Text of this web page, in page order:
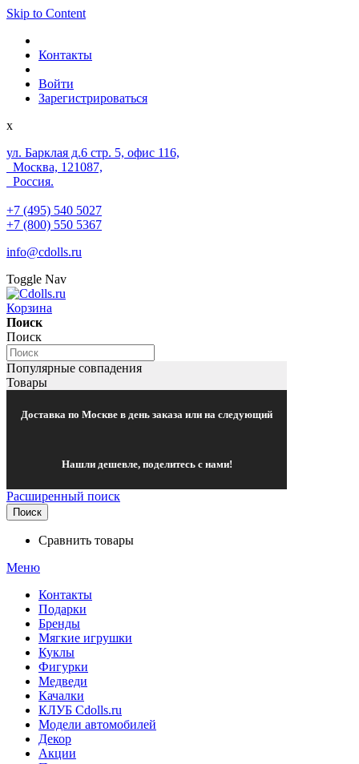
Skip to Content
Контакты
Войти
Зарегистрироваться
x
ул. Барклая д.6 стр. 5, офис 116,
Москва, 121087,
Россия.
+7 (495) 540 5027
+7 (800) 550 5367
info@cdolls.ru
Toggle Nav
Корзина
Поиск
Поиск
Популярные совпадения
Товары
Доставка по Москве в день заказа или на следующий
Нашли дешевле, поделитесь с нами!
Расширенный поиск
Поиск
Сравнить товары
Меню
Контакты
Подарки
Бренды
Мягкие игрушки
Куклы
Фигурки
Медведи
Качалки
КЛУБ Cdolls.ru
Модели автомобилей
Декор
Акции